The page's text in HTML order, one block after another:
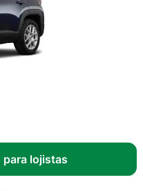
para lojistas